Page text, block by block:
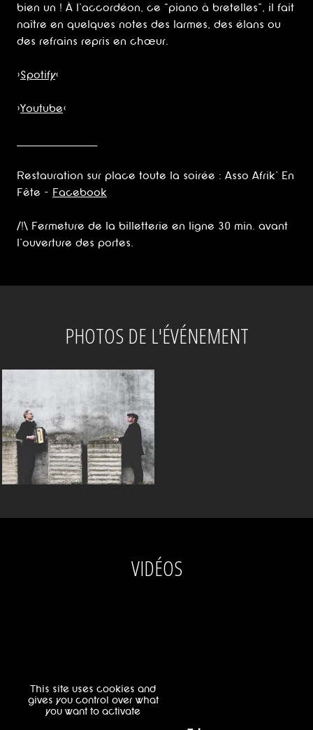
bien un ! À l’accordéon, ce “piano à bretelles”, il fait
naître en quelques notes des larmes, des élans ou
des refrains repris en chœur.
>Spotify<
>Youtube<
Restauration sur place toute la soirée : Asso Afrik' En
Fête - Facebook
/!\ Fermeture de la billetterie en ligne 30 min. avant
l'ouverture des portes.
PHOTOS DE L'ÉVÉNEMENT
VIDÉOS
This site uses cookies and
gives you control over what
you want to activate